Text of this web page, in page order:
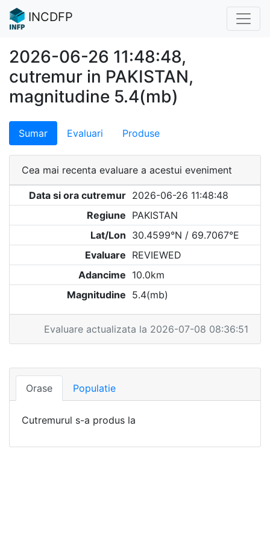
INCDFP
2026-06-26 11:48:48,
cutremur in PAKISTAN,
magnitudine 5.4(mb)
Sumar Evaluari Produse
Cea mai recenta evaluare a acestui eveniment
Data si ora cutremur 2026-06-26 11:48:48
Regiune PAKISTAN
Lat/Lon 30.4599°N / 69.7067°E
Evaluare REVIEWED
Adancime 10.0km
Magnitudine 5.4(mb)
Evaluare actualizata la 2026-07-08 08:36:51
Orase Populatie
Cutremurul s-a produs la